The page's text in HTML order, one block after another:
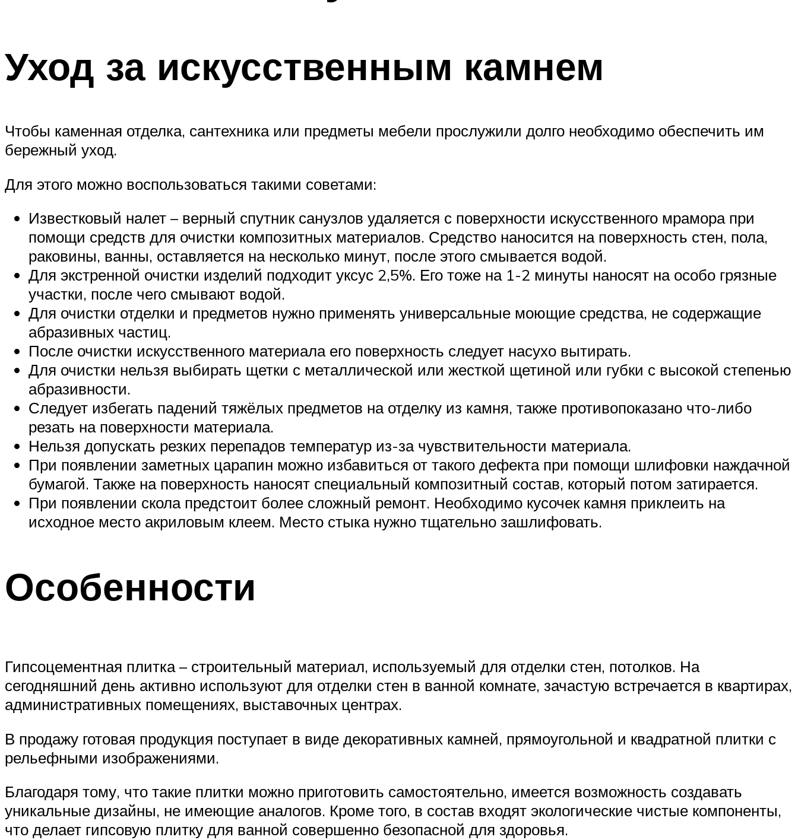
Уход за искусственным камнем
Чтобы каменная отделка, сантехника или предметы мебели прослужили долго необходимо обеспечить им
бережный уход.
Для этого можно воспользоваться такими советами:
Известковый налет – верный спутник санузлов удаляется с поверхности искусственного мрамора при
помощи средств для очистки композитных материалов. Средство наносится на поверхность стен, пола,
раковины, ванны, оставляется на несколько минут, после этого смывается водой.
Для экстренной очистки изделий подходит уксус 2,5%. Его тоже на 1-2 минуты наносят на особо грязные
участки, после чего смывают водой.
Для очистки отделки и предметов нужно применять универсальные моющие средства, не содержащие
абразивных частиц.
После очистки искусственного материала его поверхность следует насухо вытирать.
Для очистки нельзя выбирать щетки с металлической или жесткой щетиной или губки с высокой степенью
абразивности.
Следует избегать падений тяжёлых предметов на отделку из камня, также противопоказано что-либо
резать на поверхности материала.
Нельзя допускать резких перепадов температур из-за чувствительности материала.
При появлении заметных царапин можно избавиться от такого дефекта при помощи шлифовки наждачной
бумагой. Также на поверхность наносят специальный композитный состав, который потом затирается.
При появлении скола предстоит более сложный ремонт. Необходимо кусочек камня приклеить на
исходное место акриловым клеем. Место стыка нужно тщательно зашлифовать.
Особенности
Гипсоцементная плитка – строительный материал, используемый для отделки стен, потолков. На
сегодняшний день активно используют для отделки стен в ванной комнате, зачастую встречается в квартирах,
административных помещениях, выставочных центрах.
В продажу готовая продукция поступает в виде декоративных камней, прямоугольной и квадратной плитки с
рельефными изображениями.
Благодаря тому, что такие плитки можно приготовить самостоятельно, имеется возможность создавать
уникальные дизайны, не имеющие аналогов. Кроме того, в состав входят экологические чистые компоненты,
что делает гипсовую плитку для ванной совершенно безопасной для здоровья.